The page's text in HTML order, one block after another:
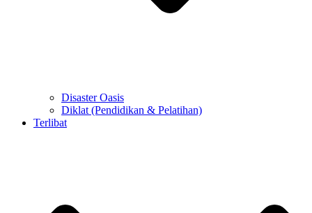
Disaster Oasis
Diklat (Pendidikan & Pelatihan)
Terlibat